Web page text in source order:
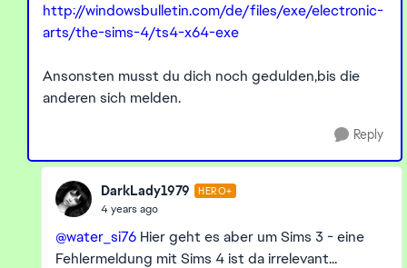
http://windowsbulletin.com/de/files/exe/electronic-
arts/the-sims-4/ts4-x64-exe
Ansonsten musst du dich noch gedulden,bis die
anderen sich melden.
Reply
DarkLady1979 HERO+
4 years ago
@water_si76 Hier geht es aber um Sims 3 - eine
Fehlermeldung mit Sims 4 ist da irrelevant...